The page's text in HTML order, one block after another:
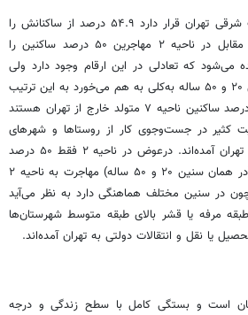
ناحیه ۷ که در جنوب و جنوب شرقی تهران قرار دارد ۵۴.۹ درصد از ساکنانش را
مهاجران تشکیل می‌دهند. در مقابل در ناحیه ۲ مهاجرین ۵۰ درصد ساکنین را
می‌شود که تعادلی در این ارقام وجود دارد ولی
این تعادل نسبی در سنین بین ۲۰ و ۵۰ ساله به‌کلی به هم می‌خورد به این ترتیب
که در این سنین بیش از ۹۰ درصد ساکنین ناحیه ۷ متولد خارج از تهران هستند
کثیر در جست‌وجوی کار از روستاها و شهرهای
دیگر (با خانواده یا انفرادی) به تهران آمده‌اند. درعوض در ناحیه ۲ فقط ۵۰ درصد
متولد خارج از تهران هستند (در همان سنین ۲۰ و ۵۰ ساله) مهاجرت به ناحیه ۲
در سنین مختلف هماهنگی دارد به نظر می‌آید
ساکن ناحیه ۲ جزو طبقه مرفه‌ یا قشر بالای طبقه متوسط شهرستان‌ها
یا نقل و انتقالات دولتی به تهران آمده‌اند.
است و بستگی کامل با سطح زندگی و درجه